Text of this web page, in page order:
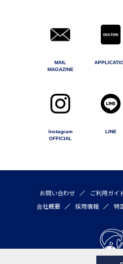
MAIL
MAGAZINE
Instagram
OFFICIAL
LINE
お問い合わせ ご利用ガイ
会社概要
採用情報 特